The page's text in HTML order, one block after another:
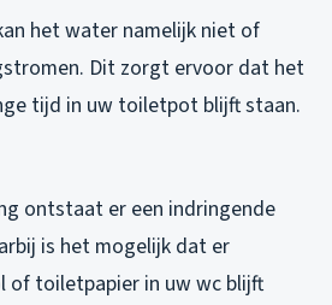
het water namelijk niet of
Dit zorgt ervoor dat het
tijd in uw toiletpot blijft staan.
ontstaat er een indringende
is het mogelijk dat er
of toiletpapier in uw wc blijft